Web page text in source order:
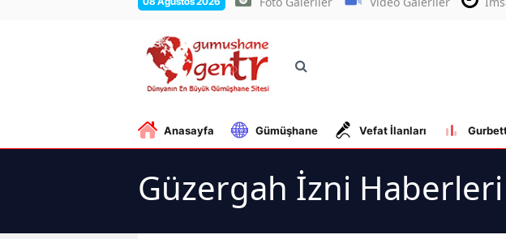
Anasayfa Gümüşhane Vefat İlanları
Güzergah İzni Haberleri